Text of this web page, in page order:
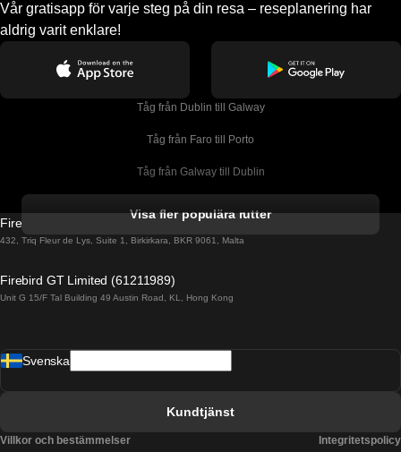
Vår gratisapp för varje steg på din resa – reseplanering har
aldrig varit enklare!
Tåg från Dublin till Galway
Tåg från Faro till Porto
Tåg från Galway till Dublin
Tåg från Porto till Faro
Tåg från Barcelona till Madrid
Visa fler populära rutter
Firebird GT Limited (OC 1451)
432, Triq Fleur de Lys, Suite 1, Birkirkara, BKR 9061, Malta
Firebird GT Limited (61211989)
Unit G 15/F Tal Building 49 Austin Road, KL, Hong Kong
Svenska
Kundtjänst
Villkor och bestämmelser Integritetspolicy